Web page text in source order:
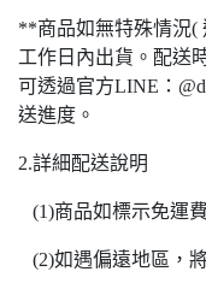
**商品如無特殊情況(
工作日內出貨。配送
可透過官方LINE：
送進度。
2.詳細配送說明
(1)商品如標示免運
(2)如遇偏遠地區，